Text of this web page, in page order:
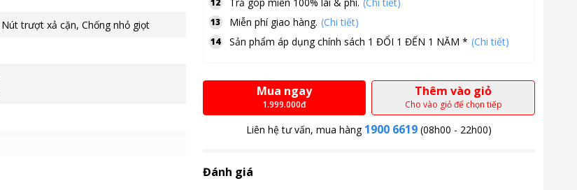
Nút trượt xả cặn, Chống nhỏ giọt
12
13 Miễn phí giao hàng. (Chi tiết)
14 Sản phẩm áp dụng chính sách 1 ĐỔI 1 ĐẾN 1 NĂM * (Chi tiết)
Mua ngay
1.999.000đ
Thêm vào giỏ
Cho vào giỏ để chọn tiếp
Liên hệ tư vấn, mua hàng 1900 6619 (08h00 - 22h00)
Đánh giá